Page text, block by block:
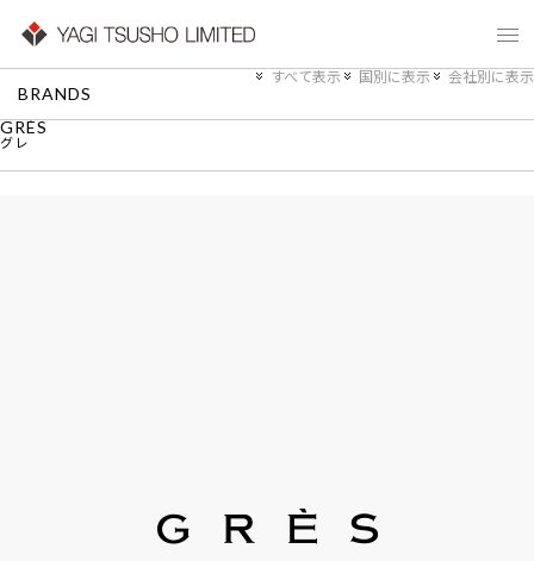
BRANDS
すべて表示 国別に表示 会社別に表示
GRÈS
グレ